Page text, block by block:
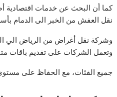
كما أن البحث عن خدمات اقتصادية
نقل العفش من الخبر الى الدمام
وشركة نقل أغراض من الرياض الي
وتعمل الشركات على تقديم باقات
جميع الفئات، مع الحفاظ على